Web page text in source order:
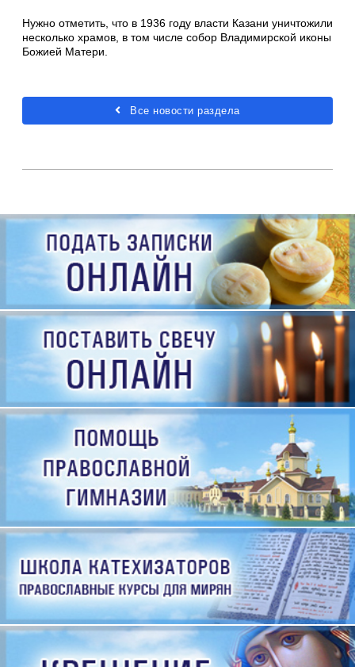
Нужно отметить, что в 1936 году власти Казани уничтожили
несколько храмов, в том числе собор Владимирской иконы
Божией Матери.
Все новости раздела